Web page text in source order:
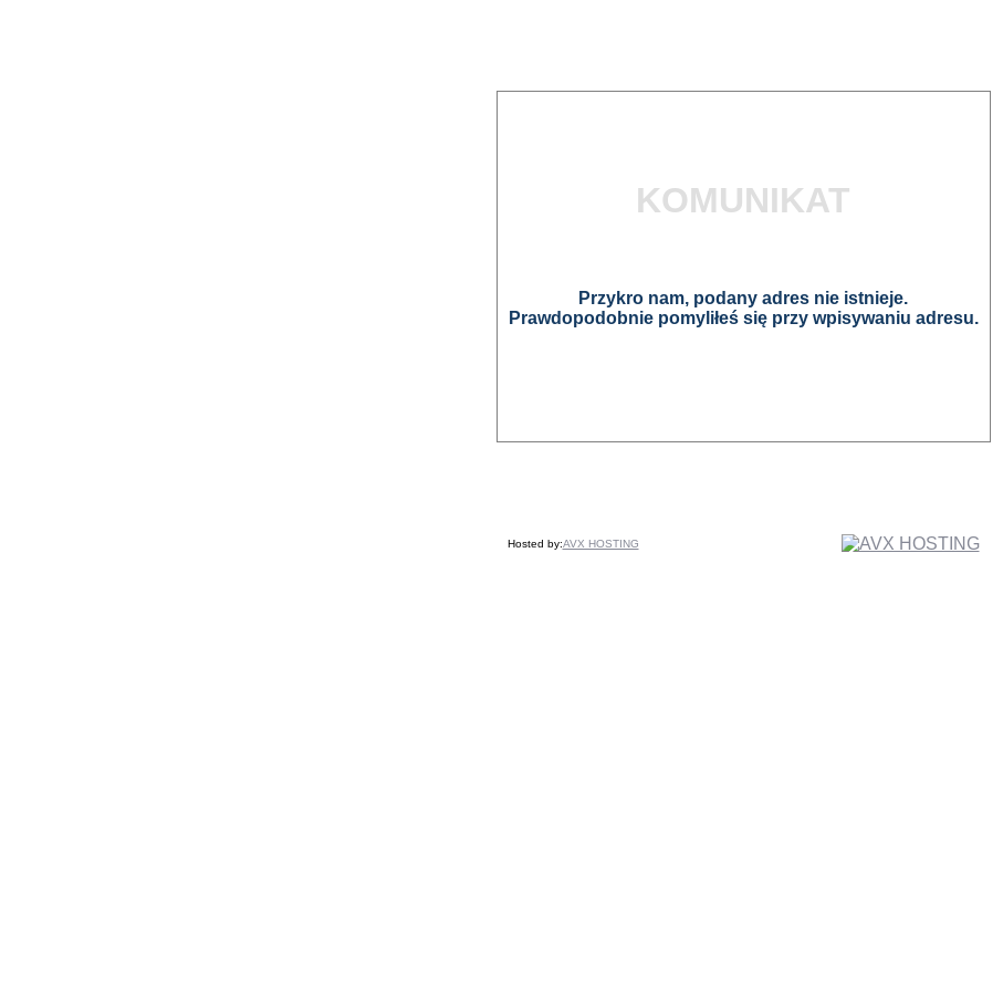
KOMUNIKAT
Przykro nam, podany adres nie istnieje.
Prawdopodobnie pomyliłeś się przy wpisywaniu adresu.
Hosted by:AVX HOSTING